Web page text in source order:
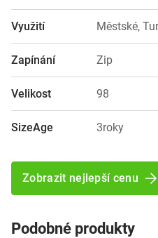
Využití Městské,
Zapínání Zip
Velikost 98
SizeAge 3roky
Zobrazit nejlepší cenu
Podobné produkty